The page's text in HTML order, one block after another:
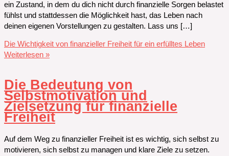
ein Zustand, in dem du dich nicht durch finanzielle Sorgen belastet
fühlst und stattdessen die Möglichkeit hast, das Leben nach
deinen eigenen Vorstellungen zu gestalten. Lass uns […]
Die Wichtigkeit von finanzieller Freiheit für ein erfülltes Leben
Weiterlesen »
Die Bedeutung von
Selbstmotivation und
Zielsetzung für finanzielle
Freiheit
Auf dem Weg zu finanzieller Freiheit ist es wichtig, sich selbst zu
motivieren, sich selbst zu managen und klare Ziele zu setzen.